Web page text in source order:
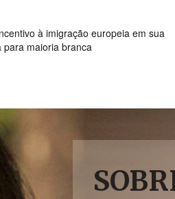
à imigração europeia em sua
maioria branca